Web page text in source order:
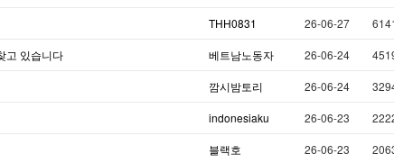
THH0831 26-06-27
고 있습니다 베트남노동자 26-06-24
깜시밤토리 26-06-24
indonesiaku 26-06-23
블랙호 26-06-23